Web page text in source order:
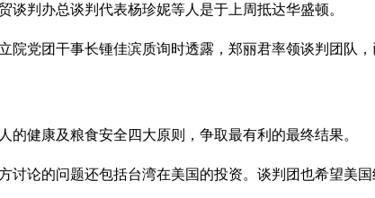
判办总谈判代表杨珍妮等人是于上周抵达华盛顿。
党团干事长锺佳滨质询时透露，郑丽君率领谈判团队
健康及粮食安全四大原则，争取最有利的最终结果。
论的问题还包括台湾在美国的投资。谈判团也希望美国